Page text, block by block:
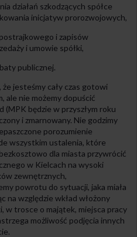
działań szkodzących spółce
inicjatyw prorozwojowych,
i zapisów
i umowie spółki,
publicznej.
jesteśmy cały czas gotowi
ale nie możemy dopuścić
będzie w przyszłym roku
i zmarnowany. Nie godzimy
porozumienie
wszystkim ustalenia, które
dla miasta przywrócić
w Kielcach na wysoki
zewnętrznych,
powrotu do sytuacji, jaka miała
na względzie wkład włożony
w trosce o majątek, miejsca pracy
możliwość podjęcia innych